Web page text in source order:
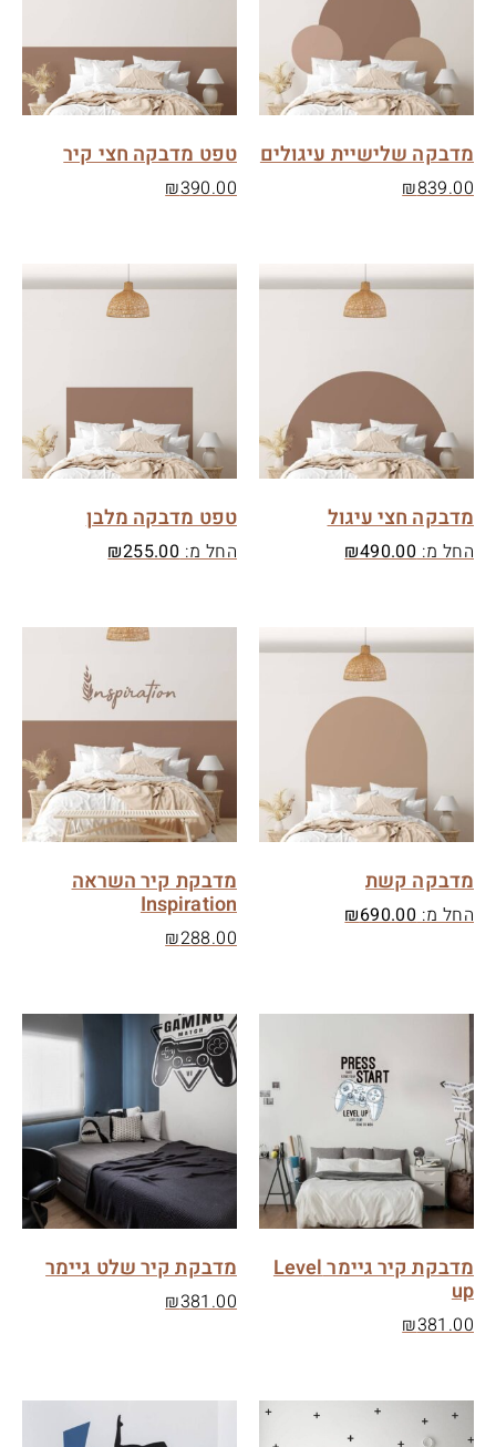
מדבקה שלישיית עיגולים
₪839.00
טפט מדבקה חצי קיר
₪390.00
מדבקה חצי עיגול
החל מ: ₪490.00
טפט מדבקה מלבן
החל מ: ₪255.00
מדבקה קשת
החל מ: ₪690.00
מדבקת קיר השראה
Inspiration
₪288.00
מדבקת קיר גיימר Level
up
₪381.00
מדבקת קיר שלט גיימר
₪381.00